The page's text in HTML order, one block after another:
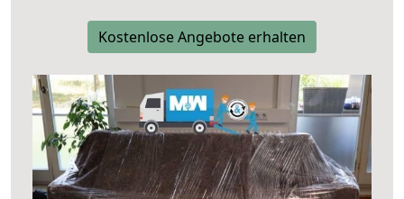
Kostenlose Angebote erhalten